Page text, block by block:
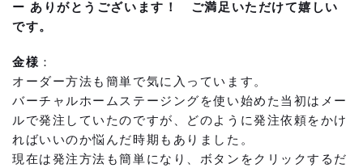
ー ありがとうございます！ ご満足いただけて嬉しい
です。
金様 ：
オーダー方法も簡単で気に入っています。
バーチャルホームステージングを使い始めた当初はメー
ルで発注していたのですが、どのように発注依頼をかけ
ればいいのか悩んだ時期もありました。
現在は発注方法も簡単になり、ボタンをクリックするだ